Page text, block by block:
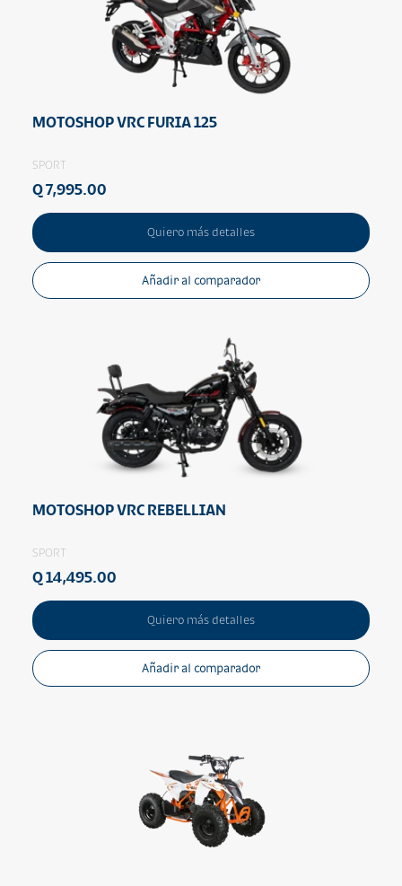
MOTOSHOP VRC FURIA 125
SPORT
Q 7,995.00
Quiero más detalles
Añadir al comparador
MOTOSHOP VRC REBELLIAN
SPORT
Q 14,495.00
Quiero más detalles
Añadir al comparador